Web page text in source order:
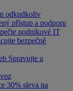
odkudkoliv
přístup a podporu
podnikové IT
bezpečně
Spravujte a
30% sleva na